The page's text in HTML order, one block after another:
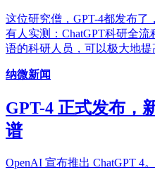
这位研究僧，GPT-4都发布
有人实测：ChatGPT科研全
语的科研人员，可以极大地提
纳微新闻
GPT-4 正式发布，
谱
OpenAI 宣布推出 ChatGPT 4